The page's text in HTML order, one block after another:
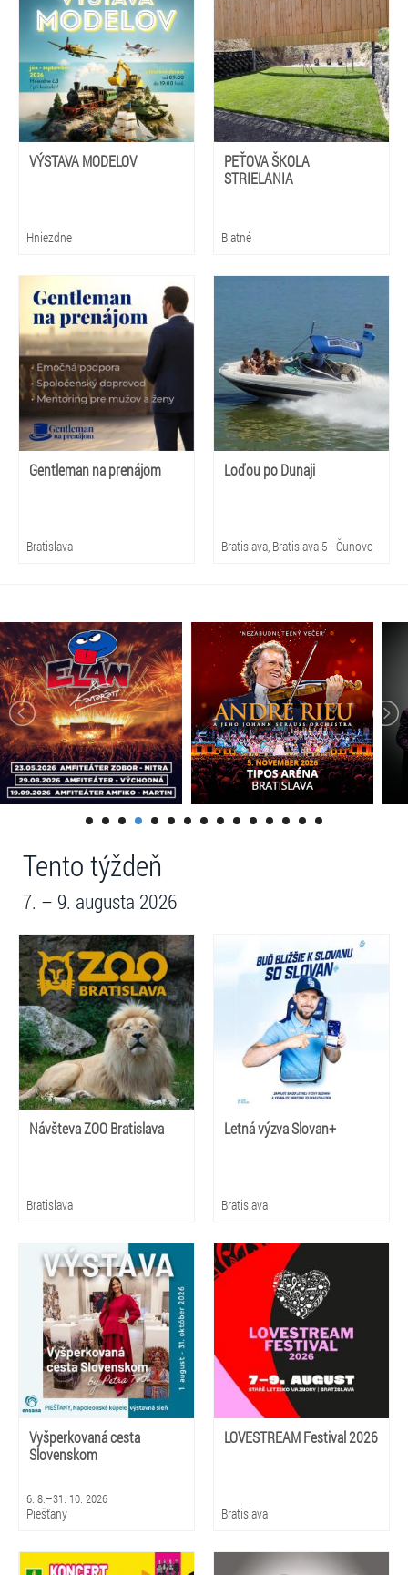
VÝSTAVA MODELOV
Hniezdne
PEŤOVA ŠKOLA
STRIELANIA
Blatné
Gentleman na prenájom
Bratislava
Loďou po Dunaji
Bratislava, Bratislava 5 - Čunovo
Tento týždeň
7. – 9. augusta 2026
Návšteva ZOO Bratislava
Bratislava
Letná výzva Slovan+
Bratislava
Vyšperkovaná cesta
Slovenskom
6. 8.–31. 10. 2026
Piešťany
LOVESTREAM Festival 2026
Bratislava